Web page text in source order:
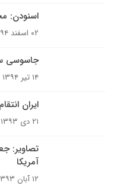
اسنودن:
۰۲ اسفند ۱۳۹۴
جاسوسی
۱۴ تیر ۱۳۹۴
ایران
۲۱ دی ۱۳۹۳
تصاویر:
آمریکا
۱۲ آبان ۱۳۹۳